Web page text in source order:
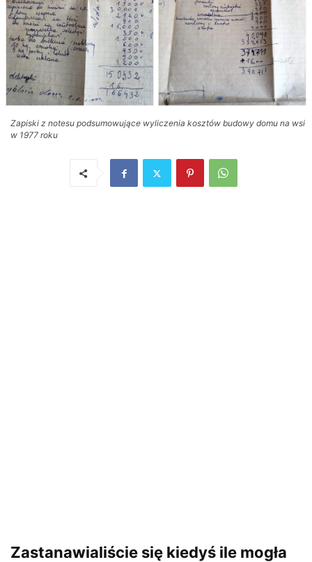
Zapiski z notesu podsumowujące wyliczenia kosztów budowy domu na wsi
w 1977 roku
Zastanawialiście się kiedyś ile mogła